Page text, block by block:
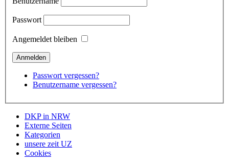
Passwort
Angemeldet bleiben
Passwort vergessen?
Benutzername vergessen?
DKP in NRW
Externe Seiten
Kategorien
unsere zeit UZ
Cookies